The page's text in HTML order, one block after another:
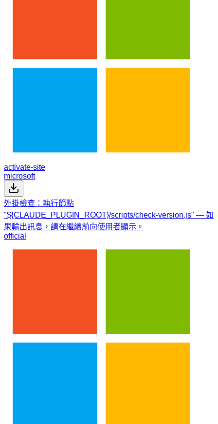
activate-site
microsoft
外掛檢查：執行節點
"${CLAUDE_PLUGIN_ROOT}/scripts/check-version.js" — 如
果輸出訊息，請在繼續前向使用者顯示。
official